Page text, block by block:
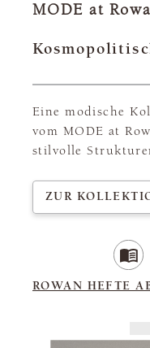
MODE at
Eine modische
vom MODE at
stilvolle
ZUR
ROWAN HEFTE